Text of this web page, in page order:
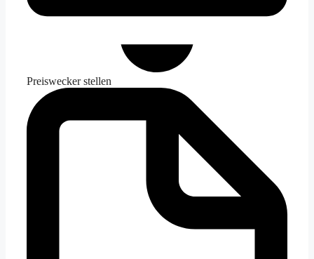
Preiswecker stellen